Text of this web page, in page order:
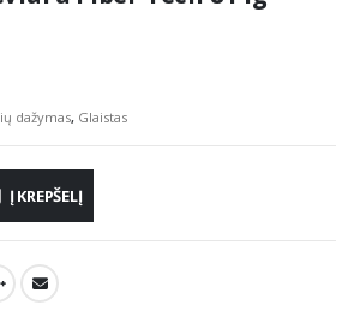
dažymas, Glaistas
Į KREPŠELĮ